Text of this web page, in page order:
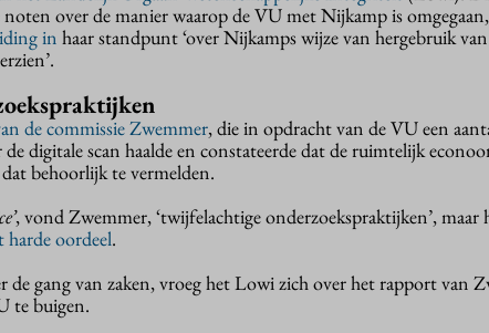
over de manier waarop de VU met Nijkamp is
in haar standpunt ‘over Nijkamps wijze van hergebruik
de commissie Zwemmer, die in opdracht van de VU een
digitale scan haalde en constateerde dat de ruimtelijk
behoorlijk te vermelden.
, vond Zwemmer, ‘twijfelachtige onderzoekspraktijken’, maar
harde oordeel.
de gang van zaken, vroeg het Lowi zich over het rapport van
te buigen.